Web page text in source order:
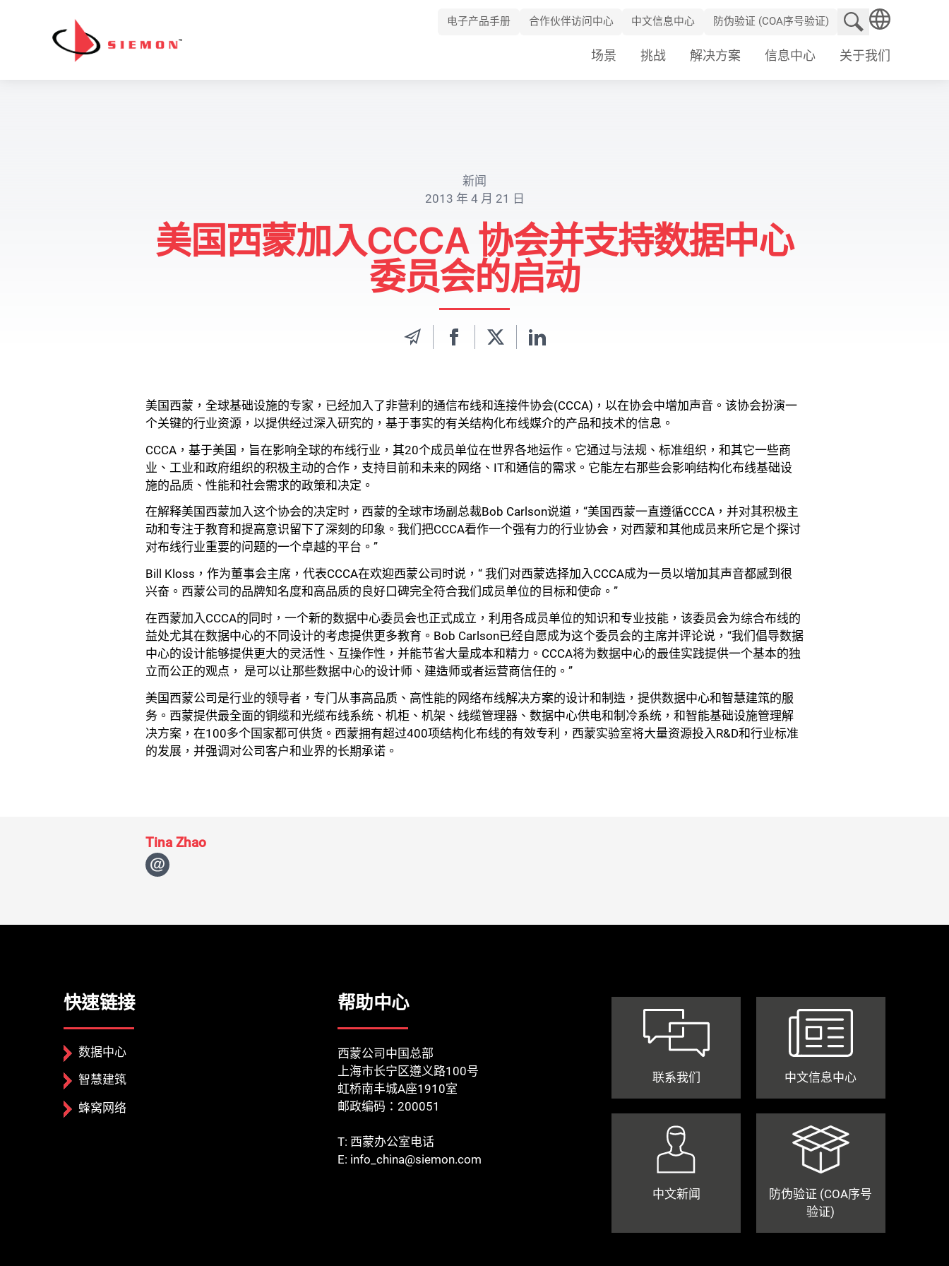
电子产品手册 合作伙伴访问中心 中文信息中心 防伪验证 (COA序号验证)
搜索网站
场景 挑战 解决方案 信息中心 关于我们
新闻
2013 年 4 月 21 日
美国西蒙加入CCCA 协会并支持数据中心
委员会的启动
美国西蒙，全球基础设施的专家，已经加入了非营利的通信布线和连接件协会(CCCA)，以在协会中增加声音。该协会扮演一
个关键的行业资源，以提供经过深入研究的，基于事实的有关结构化布线媒介的产品和技术的信息。
CCCA，基于美国，旨在影响全球的布线行业，其20个成员单位在世界各地运作。它通过与法规、标准组织，和其它一些商
业、工业和政府组织的积极主动的合作，支持目前和未来的网络、IT和通信的需求。它能左右那些会影响结构化布线基础设
施的品质、性能和社会需求的政策和决定。
在解释美国西蒙加入这个协会的决定时，西蒙的全球市场副总裁Bob Carlson说道，“美国西蒙一直遵循CCCA，并对其积极主
动和专注于教育和提高意识留下了深刻的印象。我们把CCCA看作一个强有力的行业协会，对西蒙和其他成员来所它是个探讨
对布线行业重要的问题的一个卓越的平台。”
Bill Kloss，作为董事会主席，代表CCCA在欢迎西蒙公司时说，“ 我们对西蒙选择加入CCCA成为一员以增加其声音都感到很
兴奋。西蒙公司的品牌知名度和高品质的良好口碑完全符合我们成员单位的目标和使命。”
在西蒙加入CCCA的同时，一个新的数据中心委员会也正式成立，利用各成员单位的知识和专业技能，该委员会为综合布线的
益处尤其在数据中心的不同设计的考虑提供更多教育。Bob Carlson已经自愿成为这个委员会的主席并评论说，“我们倡导数据
中心的设计能够提供更大的灵活性、互操作性，并能节省大量成本和精力。CCCA将为数据中心的最佳实践提供一个基本的独
立而公正的观点， 是可以让那些数据中心的设计师、建造师或者运营商信任的。”
美国西蒙公司是行业的领导者，专门从事高品质、高性能的网络布线解决方案的设计和制造，提供数据中心和智慧建筑的服
务。西蒙提供最全面的铜缆和光缆布线系统、机柜、机架、线缆管理器、数据中心供电和制冷系统，和智能基础设施管理解
决方案，在100多个国家都可供货。西蒙拥有超过400项结构化布线的有效专利，西蒙实验室将大量资源投入R&D和行业标准
的发展，并强调对公司客户和业界的长期承诺。
Tina Zhao
快速链接
数据中心
智慧建筑
蜂窝网络
帮助中心
西蒙公司中国总部
上海市长宁区遵义路100号
虹桥南丰城A座1910室
邮政编码：200051
T: 西蒙办公室电话
E: info_china@siemon.com
联系我们 中文信息中心
中文新闻
防伪验证 (COA序号
验证)
关闭